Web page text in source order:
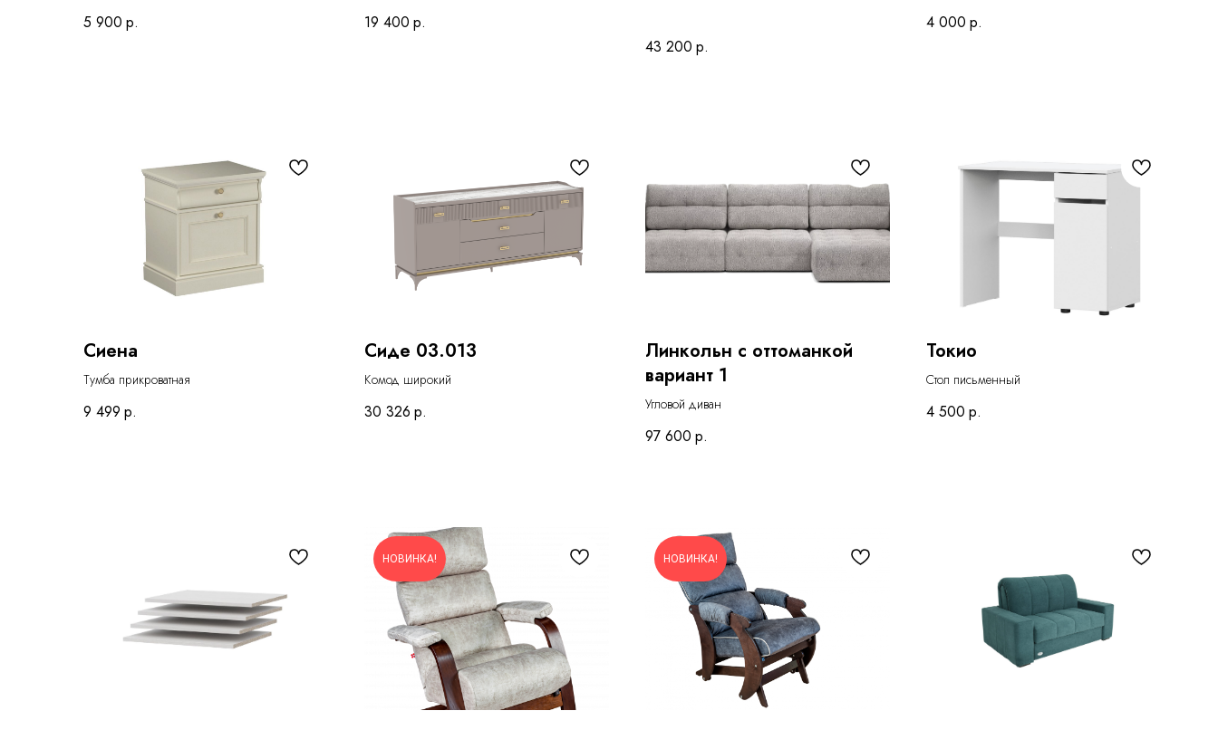
5 900 р. 19 400 р.
43 200 р.
4 000 р.
Сиена
Тумба прикроватная
9 499 р.
Сиде 03.013
Комод широкий
30 326 р.
Линкольн с оттоманкой
вариант 1
Угловой диван
97 600 р.
Токио
Стол письменный
4 500 р.
НОВИНКА! НОВИНКА!